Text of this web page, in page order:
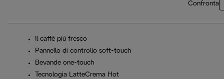
Confronta
Il caffè più fresco
Pannello di controllo soft-touch
Bevande one-touch
Tecnologia LatteCrema Hot